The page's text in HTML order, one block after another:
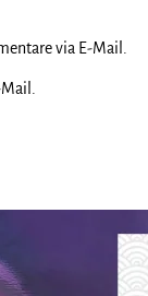
via E-Mail.
Mail.